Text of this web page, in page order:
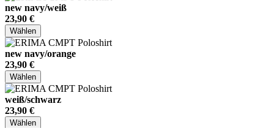
new navy/weiß
23,90 €
Wählen
new navy/orange
23,90 €
Wählen
weiß/schwarz
23,90 €
Wählen